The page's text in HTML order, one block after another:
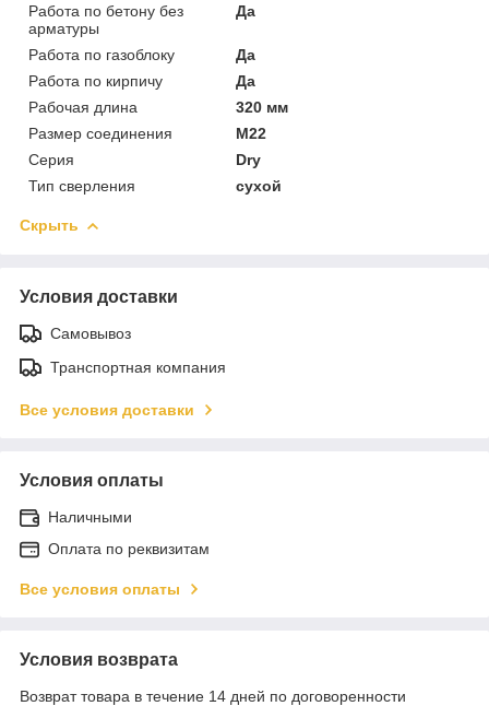
Работа по бетону без
арматуры
Да
Работа по газоблоку
Да
Работа по кирпичу
Да
Рабочая длина
320 мм
Размер соединения
М22
Серия
Dry
Тип сверления
сухой
Скрыть
Условия доставки
Самовывоз
Транспортная компания
Все условия доставки
Условия оплаты
Наличными
Оплата по реквизитам
Все условия оплаты
Условия возврата
Возврат товара в течение 14 дней по договоренности